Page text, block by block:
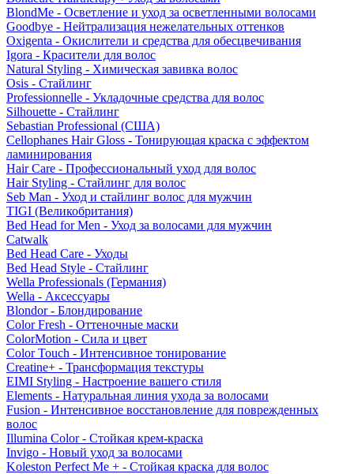
BlondMe - Осветление и уход за осветленными волосами
Goodbye - Нейтрализация нежелательных оттенков
Oxigenta - Окислители и средства для обесцвечивания
Igora - Красители для волос
Natural Styling - Химическая завивка волос
Osis - Стайлинг
Professionnelle - Укладочные средства для волос
Silhouette - Стайлинг
Sebastian Professional (США)
Cellophanes Hair Gloss - Тонирующая краска с эффектом
ламинирования
Hair Care - Профессиональный уход для волос
Hair Styling - Стайлинг для волос
Seb Man - Уход и стайлинг волос для мужчин
TIGI (Великобритания)
Bed Head for Men - Уход за волосами для мужчин
Catwalk
Bed Head Care - Уходы
Bed Head Style - Стайлинг
Wella Professionals (Германия)
Wella - Аксессуары
Blondor - Блондирование
Color Fresh - Оттеночные маски
ColorMotion - Сила и цвет
Color Touch - Интенсивное тонирование
Creatine+ - Трансформация текстуры
EIMI Styling - Настроение вашего стиля
Elements - Натуральная линия ухода за волосами
Fusion - Интенсивное восстановление для поврежденных
волос
Illumina Color - Стойкая крем-краска
Invigo - Новый уход за волосами
Koleston Perfect Me + - Стойкая краска для волос